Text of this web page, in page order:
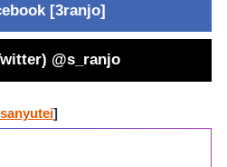
[3ranjo]
@s_ranjo
]